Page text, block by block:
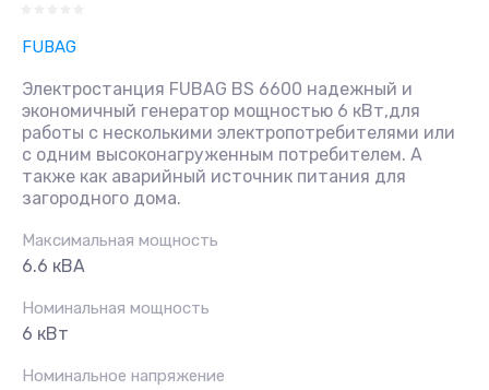
FUBAG
Электростанция FUBAG BS 6600 надежный и
экономичный генератор мощностью 6 кВт,для
работы с несколькими электропотребителями или
с одним высоконагруженным потребителем. А
также как аварийный источник питания для
загородного дома.
Максимальная мощность
6.6 кВА
Номинальная мощность
6 кВт
Номинальное напряжение